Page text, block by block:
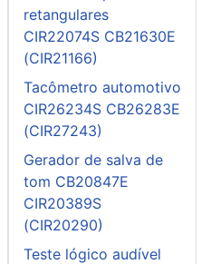
retangulares
CIR22074S CB21630E
(CIR21166)
Tacômetro automotivo
CIR26234S CB26283E
(CIR27243)
Gerador de salva de
tom CB20847E
CIR20389S
(CIR20290)
Teste lógico audível